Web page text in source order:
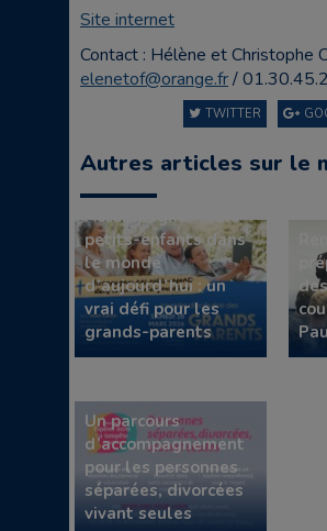
Site internet
Contact : Hélène et Christophe
elenetof@orange.fr/
TWITTER
Autres articles sur le
Accompagner leurs
petits-enfants dans
le monde
d’aujourd’hui : un
vrai défi pour les
grands-parents
Un parcours
d’accompagnement
pour les personnes
séparées, divorcées
vivant seules